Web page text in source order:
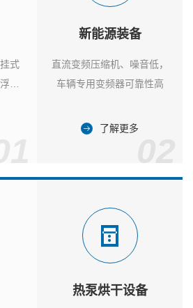
式
列
新能源装备
直流变频压缩机、噪音低，
车辆专用变频器可靠性高
了解更多
热泵烘干设备